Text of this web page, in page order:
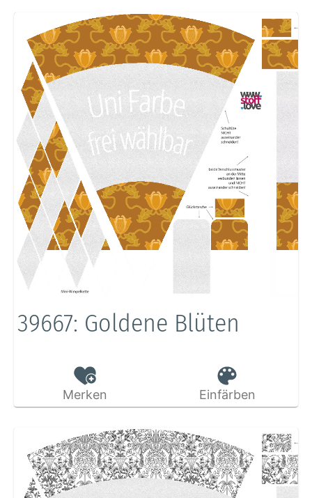
39667: Goldene Blüten
Merken Einfärben